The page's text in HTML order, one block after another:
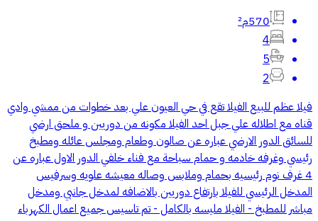
570م²
4
5
2
فيلا عظم للبيع الفيلا تقع في حي العيون علي بعد خطوات من ممشي وادي
قناه مع اطلاله علي جبل احد الفيلا مكونه من دوريين و ملحق ارضي
للسائق الدور الارضي عباره عن صالون وطعام ومجلس عائله ومطبخ
رئيسي وغرفه خادمه و حمام سباحة مع فناء خلفي الدور الاول عباره عن
4 غرف نوم رئيسيه بحمام وملابس وصاله معيشه علويه وسرفيس
المدخل الرئيسي للفيلا بارتفاع دوريين بالاضافه لمدخل جانبي ومدخل
مباشر للمطبخ - الفيلا مليسه بالكامل - تم تاسيس جميع اعمال الكهرباء